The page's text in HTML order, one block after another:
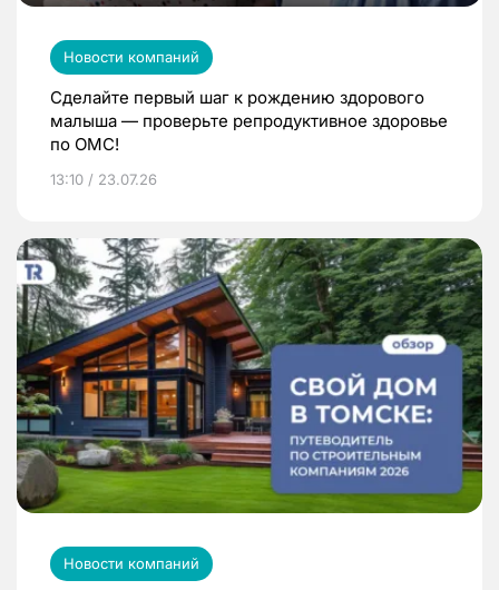
Новости компаний
Сделайте первый шаг к рождению здорового
малыша — проверьте репродуктивное здоровье
по ОМС!
13:10 / 23.07.26
Новости компаний